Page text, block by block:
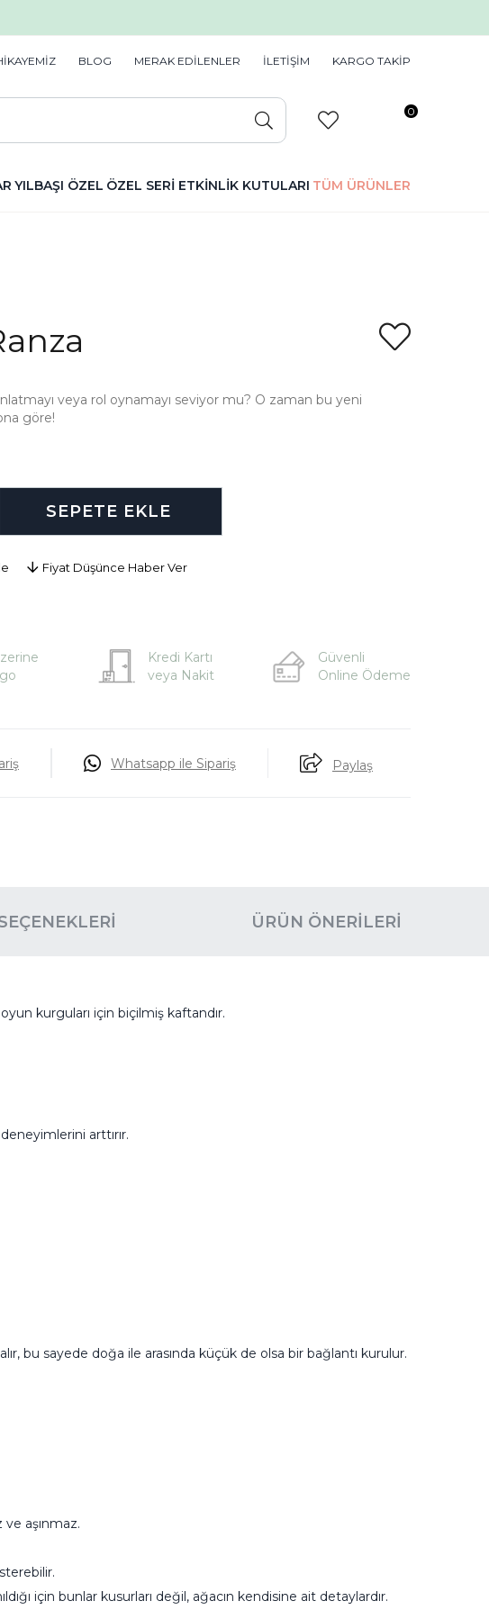
BLOG MERAK EDİLENLER İLETİŞİM KARGO TAKİP
0
YILBAŞI ÖZEL ÖZEL SERİ ETKİNLİK KUTULARI TÜM ÜRÜNLER
veya rol oynamayı seviyor mu? O zaman bu yeni
göre!
Fiyat Düşünce Haber Ver
Kredi Kartı
veya Nakit
Güvenli
Online Ödeme
Whatsapp ile Sipariş Paylaş
ÜRÜN ÖNERILERI
kurguları için biçilmiş kaftandır.
arttırır.
bu sayede doğa ile arasında küçük de olsa bir bağlantı kurulur.
aşınmaz.
için bunlar kusurları değil, ağacın kendisine ait detaylardır.